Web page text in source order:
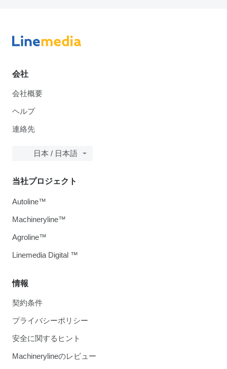
会社
会社概要
ヘルプ
連絡先
日本 / 日本語
情報
契約条件
プライバシーポリシー
安全に関するヒント
Machinerylineのレビュー
当社プロジェクト
Autoline™
Machineryline™
Agroline™
Linemedia Digital ™